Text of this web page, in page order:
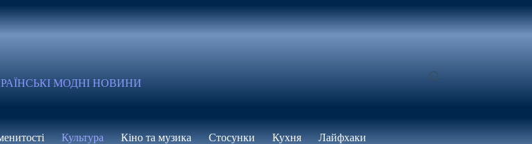
МОДНІ НОВИНИ
Культура Кіно та музика Стосунки Кухня Лайфхаки